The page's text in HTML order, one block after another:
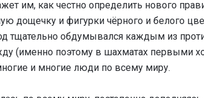
им, как честно определить нового
дощечку и фигурки чёрного и белого
тщательно обдумывался каждым из
(именно поэтому в шахматах первыми
и многие люди по всему миру.